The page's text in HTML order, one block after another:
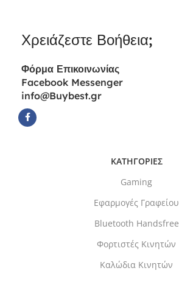
Χρειάζεστε Βοήθεια;
Φόρμα Επικοινωνίας
Facebook Messenger
info@Buybest.gr
ΚΑΤΗΓΟΡΙΕΣ
Gaming
Εφαρμογές Γραφείου
Bluetooth Handsfree
Φορτιστές Κινητών
Καλώδια Κινητών